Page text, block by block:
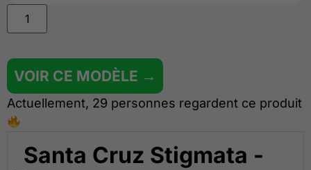
VOIR CE MODÈLE →
Actuellement, 29 personnes regardent ce produit
Santa Cruz Stigmata -